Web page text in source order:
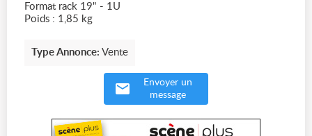
Format rack 19" - 1U
Poids : 1,85 kg
Type Annonce: Vente
Envoyer un
message